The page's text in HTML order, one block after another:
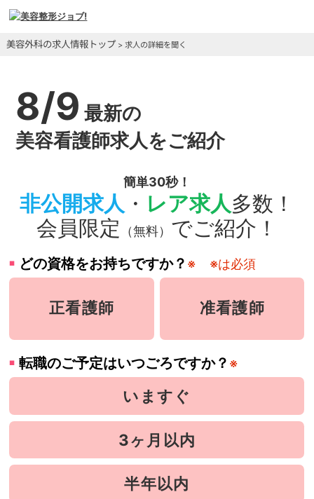
美容外科の求人情報トップ > 求人の詳細を聞く
8/9 最新の
美容看護師求人をご紹介
簡単30秒！
非公開求人 ・ レア求人多数！
会員限定
（無料） でご紹介！
どの資格をお持ちですか？ ※ ※は必須
正看護師 准看護師
転職のご予定はいつごろですか？ ※
いますぐ
3ヶ月以内
半年以内